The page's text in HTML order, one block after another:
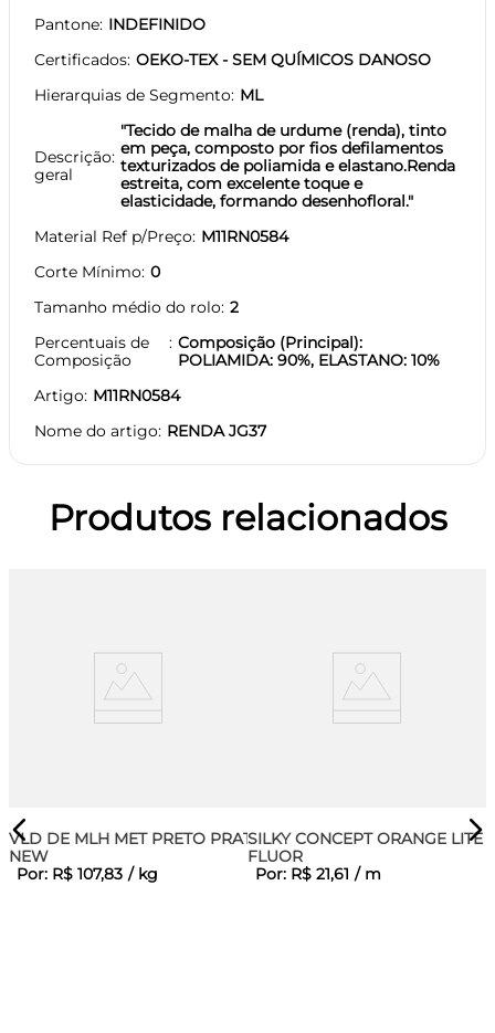
Pantone INDEFINIDO
Certificados OEKO-TEX - SEM QUÍMICOS DANOSO
Hierarquias de Segmento ML
Descrição
geral
"Tecido de malha de urdume (renda), tinto
em peça, composto por fios defilamentos
texturizados de poliamida e elastano.Renda
estreita, com excelente toque e
elasticidade, formando desenhofloral."
Material Ref p/Preço M11RN0584
Corte Mínimo 0
Tamanho médio do rolo 2
Percentuais de
Composição
Composição (Principal):
POLIAMIDA: 90%, ELASTANO: 10%
Artigo M11RN0584
Nome do artigo RENDA JG37
Produtos relacionados
VLD DE MLH MET PRETO PRATA
NEW
Por: R$ 107,83 / kg
SILKY CONCEPT ORANGE LITE
FLUOR
Por: R$ 21,61 / m